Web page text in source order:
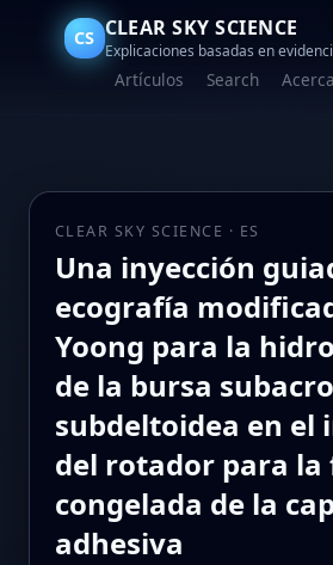
CS CLEAR SKY SCIENCE
Explicaciones basadas en
Artículos Search
CLEAR SKY SCIENCE · ES
Una inyección
ecografía
Yoong para la
de la bursa
subdeltoidea en el
del rotador para la
congelada de la
adhesiva